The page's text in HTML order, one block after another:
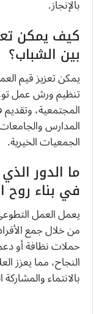
بالإنجاز.
كيف يمكن
بين الشباب؟
يمكن تعزيز قيم
تنظيم ورش عمل
المجتمعية،
المدارس
الجمعيات الخيرية.
ما الدور
في بناء روح
يعمل العمل
من خلال جمع
حملات نظافة أو
النجاح، مما يعزز
بالانتماء